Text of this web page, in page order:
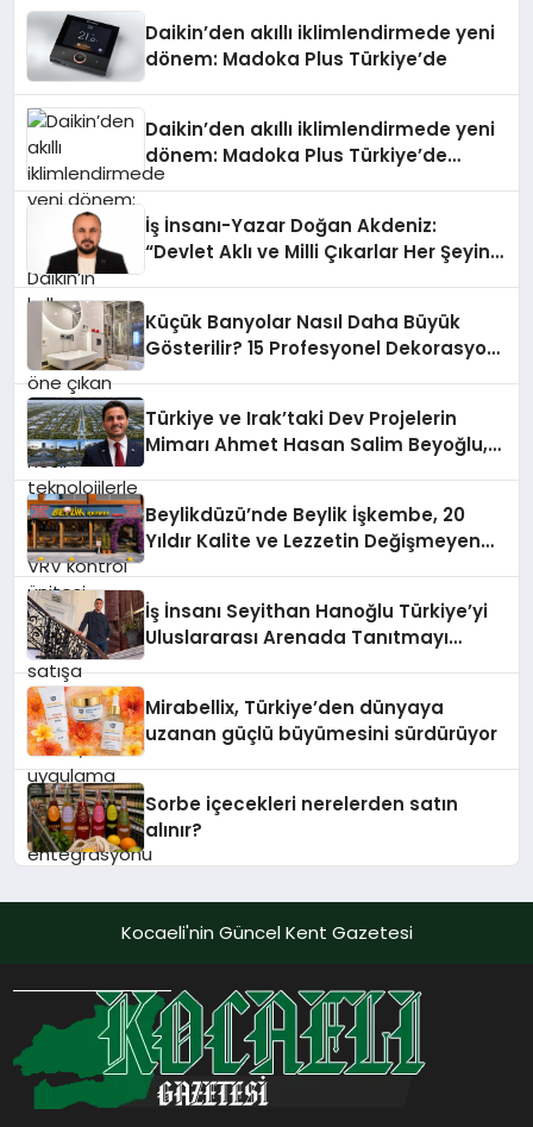
Daikin’den akıllı iklimlendirmede yeni
dönem: Madoka Plus Türkiye’de
Daikin’den akıllı iklimlendirmede yeni
dönem: Madoka Plus Türkiye’de
Daikin’in kullanıcı dostu tasarımıyla
teknolojilerle donatılmış son modeli
VRV kontrol ünitesi Madoka Plus
Türkiye’de satışa sunuldu. Tam
dokunmatik ekranı, mobil uygulama
desteği ve akıllı sensör entegrasyonu
sayesinde iklimlendirme sistemlerinin
yönetimini daha kolay, konforlu ve
verimli hale getiriyor. Enerji
verimliliğini artırırken modern yaşam
İş İnsanı-Yazar Doğan Akdeniz:
“Devlet Aklı ve Milli Çıkarlar Her Şeyin
Küçük Banyolar Nasıl Daha Büyük
Gösterilir? 15 Profesyonel Dekorasyon
Türkiye ve Irak’taki Dev Projelerin
Mimarı Ahmet Hasan Salim Beyoğlu,
Hayata Geçirecek
Beylikdüzü’nde Beylik İşkembe, 20
Yıldır Kalite ve Lezzetin Değişmeyen
İş İnsanı Seyithan Hanoğlu Türkiye’yi
Uluslararası Arenada Tanıtmayı
Mirabellix, Türkiye’den dünyaya
uzanan güçlü büyümesini sürdürüyor
Sorbe içecekleri nerelerden satın
alınır?
Kocaeli'nin Güncel Kent Gazetesi